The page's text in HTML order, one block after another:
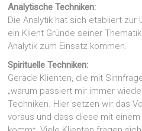
Analytische Techniken:
Die Analytik hat sich etabliert
ein Klient Gründe seiner
Analytik zum Einsatz kommen.
Spirituelle Techniken:
Gerade Klienten, die mit
„warum passiert mir immer
Techniken. Hier setzen wir das
voraus und dass diese mit